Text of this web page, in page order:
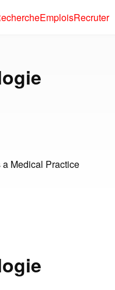
EmploisRecruter
Medical Practice